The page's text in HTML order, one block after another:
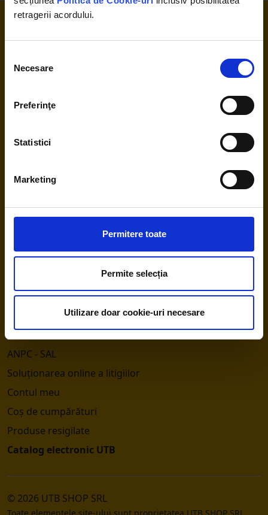
retragerii acordului.
consimțământului
Necesare
Preferinţe
Statistici
Marketing
Permitere toate
Permite selecția
Utilizare doar cookie-uri necesare
Contact
Termeni și condiții
Politica cookie
Certificat de garantie
Plata cu cardul în rate fără dobândă
Trimite și tu colete prin SmartShip
Retur
Retragere din contract
ANPC - SAL
Soluționarea online a litigiilor
Contul meu
Coș de cumpărături
Produse resigilate
Catalog electronic UTB
© 2026 UTB SHOP SRL